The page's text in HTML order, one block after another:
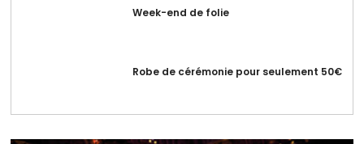
Week-end de folie
Robe de cérémonie pour seulement 50€